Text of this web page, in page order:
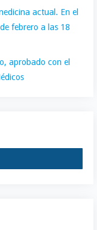
actual. En el
febrero a las 18
aprobado con el